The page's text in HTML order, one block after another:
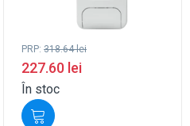
PRP: 318.64lei
227.60 lei
În stoc